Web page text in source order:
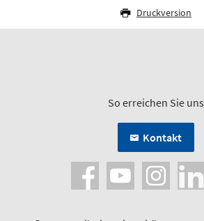
Druckversion
So erreichen Sie uns
Kontakt